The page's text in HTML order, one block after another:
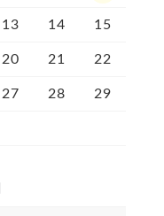
13 14 15
20 21 22
27 28 29